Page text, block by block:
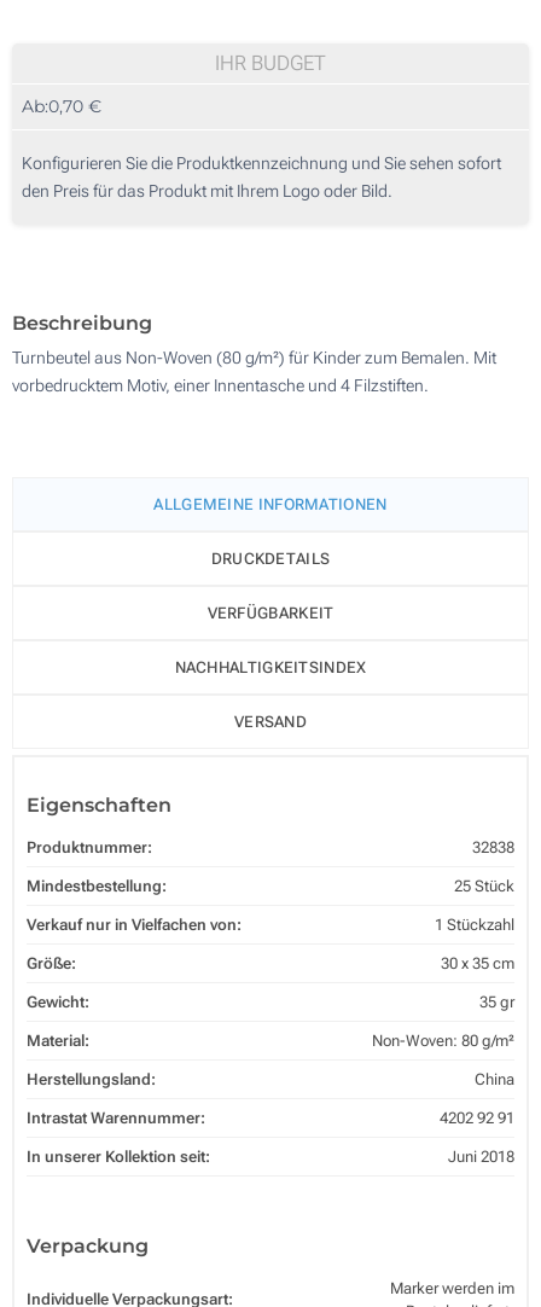
Vollfarbdruck (Vorderseite)
50
125
250
IHR BUDGET
Ab:0,70 €
Konfigurieren Sie die Produktkennzeichnung und Sie sehen sofort
den Preis für das Produkt mit Ihrem Logo oder Bild.
Beschreibung
Turnbeutel aus Non-Woven (80 g/m²) für Kinder zum Bemalen. Mit
vorbedrucktem Motiv, einer Innentasche und 4 Filzstiften.
ALLGEMEINE INFORMATIONEN
DRUCKDETAILS
VERFÜGBARKEIT
NACHHALTIGKEITSINDEX
VERSAND
Eigenschaften
Produktnummer: 32838
Mindestbestellung: 25 Stück
Verkauf nur in Vielfachen von: 1 Stückzahl
Größe: 30 x 35 cm
Gewicht: 35 gr
Material: Non-Woven: 80 g/m²
Herstellungsland: China
Intrastat Warennummer: 4202 92 91
In unserer Kollektion seit: Juni 2018
Verpackung
Individuelle Verpackungsart:
Marker werden im